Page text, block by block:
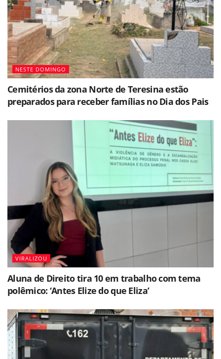
NESTE DOMINGO
Cemitérios da zona Norte de Teresina estão
preparados para receber famílias no Dia dos Pais
VIRALIZOU
Aluna de Direito tira 10 em trabalho com tema
polêmico: ‘Antes Elize do que Eliza’